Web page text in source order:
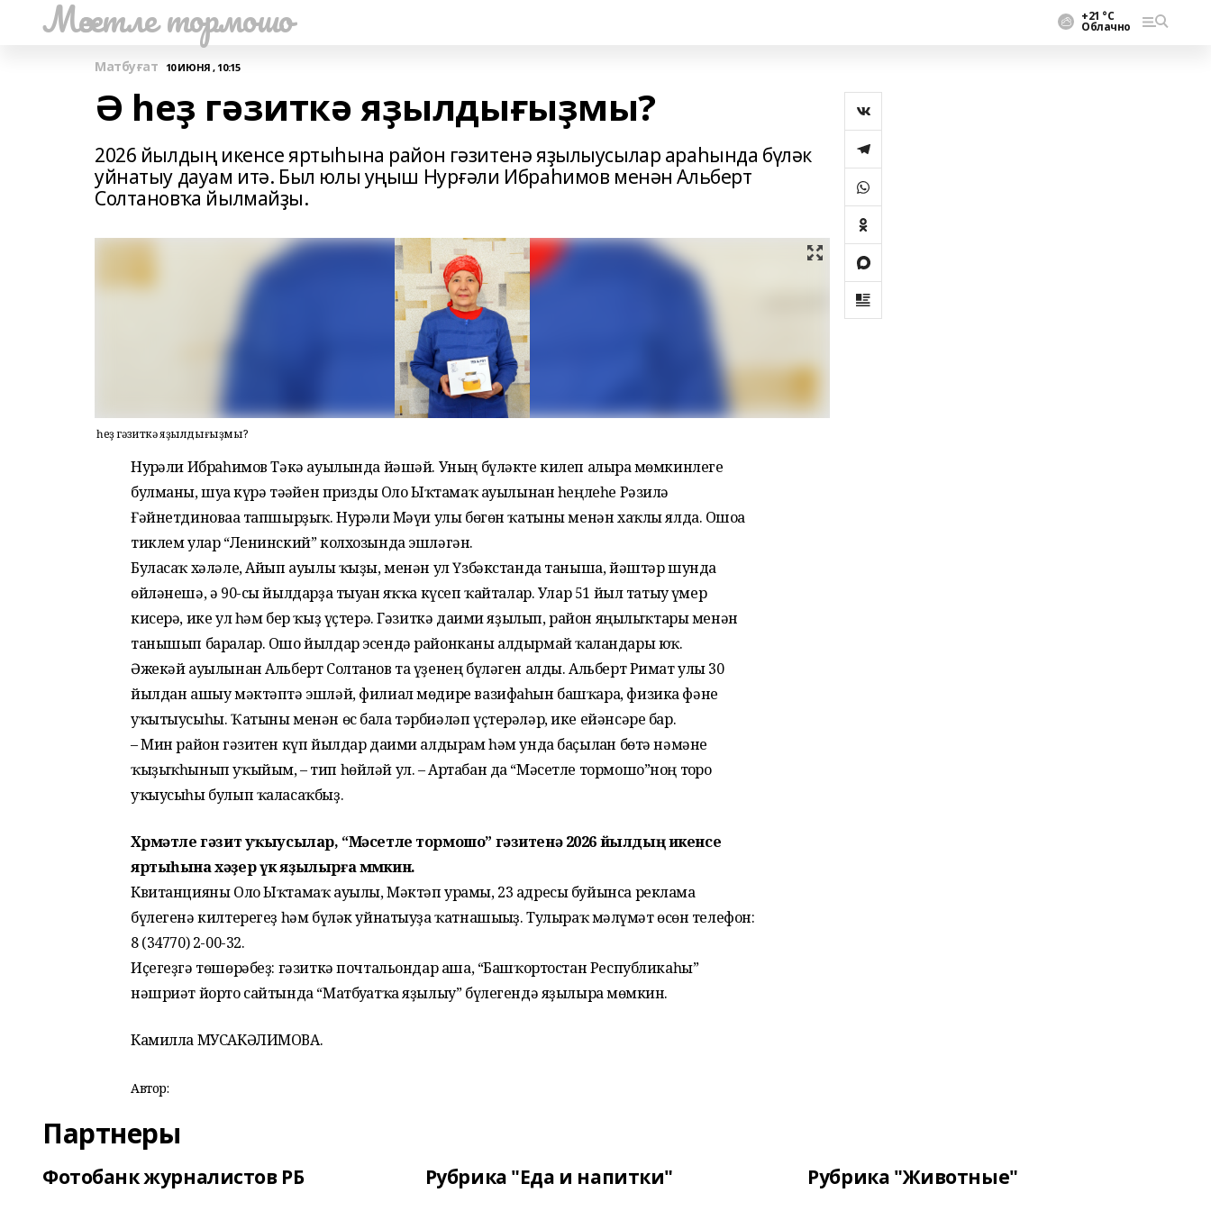
Мәсетле тормошо +21 °С
Облачно
Матбуғат 10 ИЮНЯ , 10:15
Ә һеҙ гәзиткә яҙылдығыҙмы?
2026 йылдың икенсе яртыһына район гәзитенә яҙылыусылар араһында бүләк
уйнатыу дауам итә. Был юлы уңыш Нурғәли Ибраһимов менән Альберт
Солтановҡа йылмайҙы.
Ә һеҙ гәзиткә яҙылдығыҙмы?
Нурғәли Ибраһимов Тәкә ауылында йәшәй. Уның бүләкте килеп алырға мөмкинлеге
булманы, шуға күрә тәғәйен призды Оло Ыҡтамаҡ ауылынан һеңлеһе Рәзилә
Ғәйнетдиноваға тапшырҙыҡ. Нурғәли Мәүи улы бөгөн ҡатыны менән хаҡлы ялда. Ошоға
тиклем улар “Ленинский” колхозында эшләгән.
Буласаҡ хәләле, Айып ауылы ҡыҙы, менән ул Үзбәкстанда таныша, йәштәр шунда
өйләнешә, ә 90-сы йылдарҙа тыуған яҡҡа күсеп ҡайталар. Улар 51 йыл татыу ғүмер
кисерә, ике ул һәм бер ҡыҙ үҫтерә. Гәзиткә даими яҙылып, район яңылыҡтары менән
танышып баралар. Ошо йылдар эсендә районканы алдырмай ҡалғандары юҡ.
Әжекәй ауылынан Альберт Солтанов та үҙенең бүләген алды. Альберт Римат улы 30
йылдан ашыу мәктәптә эшләй, филиал мөдире вазифаһын башҡара, физика фәне
уҡытыусыһы. Ҡатыны менән өс бала тәрбиәләп үҫтерәләр, ике ейәнсәре бар.
– Мин район гәзитен күп йылдар даими алдырам һәм унда баҫылған бөтә нәмәне
ҡыҙыҡһынып уҡыйым, – тип һөйләй ул. – Артабан да “Мәсетле тормошо”ноң тоғро
уҡыусыһы булып ҡаласаҡбыҙ.
Хөрмәтле гәзит уҡыусылар, “Мәсетле тормошо” гәзитенә 2026 йылдың икенсе
яртыһына хәҙер үк яҙылырға мөмкин.
Квитанцияны Оло Ыҡтамаҡ ауылы, Мәктәп урамы, 23 адресы буйынса реклама
бүлегенә килтерегеҙ һәм бүләк уйнатыуҙа ҡатнашығыҙ. Тулыраҡ мәғлүмәт өсөн телефон:
8 (34770) 2-00-32.
Иҫегеҙгә төшөрәбеҙ: гәзиткә почтальондар аша, “Башҡортостан Республикаһы”
нәшриәт йорто сайтында “Матбуғатҡа яҙылыу” бүлегендә яҙылырға мөмкин.
Камилла МУСАКӘЛИМОВА.
Автор:
Партнеры
Фотобанк журналистов РБ Рубрика "Еда и напитки" Рубрика "Животные"